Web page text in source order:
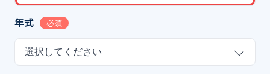
年式 必須
選択してください